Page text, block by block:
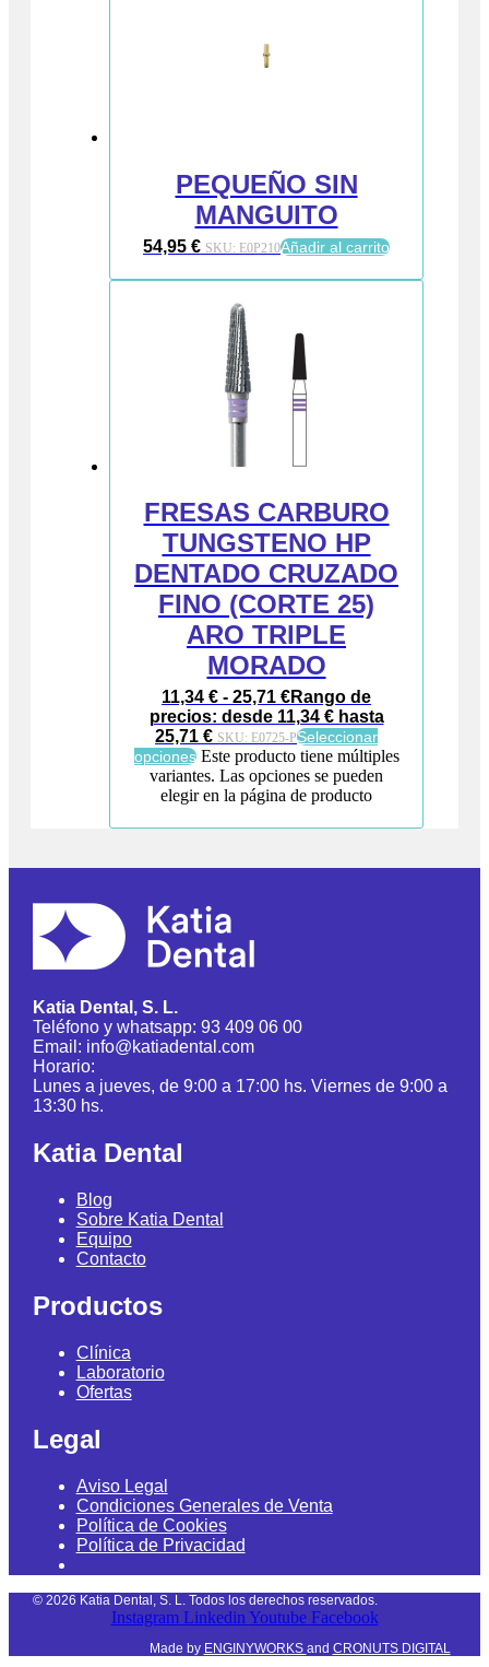
PEQUEÑO SIN
MANGUITO
54,95 € SKU: E0P210Añadir al carrito
FRESAS CARBURO
TUNGSTENO HP
DENTADO CRUZADO
FINO (CORTE 25)
ARO TRIPLE
MORADO
11,34 € - 25,71 €Rango de
precios: desde 11,34 € hasta
25,71 € SKU: E0725-PSeleccionar
opciones Este producto tiene múltiples
variantes. Las opciones se pueden
elegir en la página de producto
Katia Dental, S. L.
Teléfono y whatsapp: 93 409 06 00
Email: info@katiadental.com
Horario:
Lunes a jueves, de 9:00 a 17:00 hs. Viernes de 9:00 a
13:30 hs.
Katia Dental
Blog
Sobre Katia Dental
Equipo
Contacto
Productos
Clínica
Laboratorio
Ofertas
Legal
Aviso Legal
Condiciones Generales de Venta
Política de Cookies
Política de Privacidad
© 2026 Katia Dental, S. L. Todos los derechos reservados.
Instagram Linkedin Youtube Facebook
Made by ENGINYWORKS and CRONUTS DIGITAL